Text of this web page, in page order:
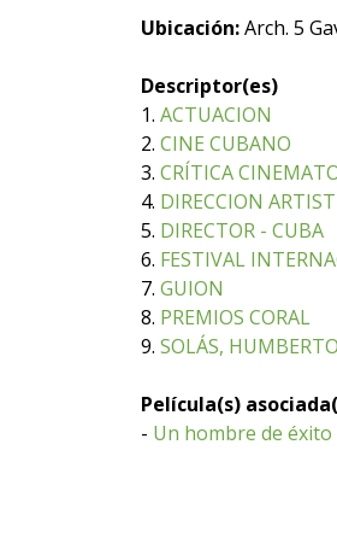
Ubicación:Arch. 5
Descriptor(es)
1. ACTUACION
2. CINE CUBANO
3. CRÍTICA
4. DIRECCION
5. DIRECTOR - CUBA
6. FESTIVAL
7. GUION
8. PREMIOS CORAL
9. SOLÁS,
Película(s)
- Un hombre de éxito